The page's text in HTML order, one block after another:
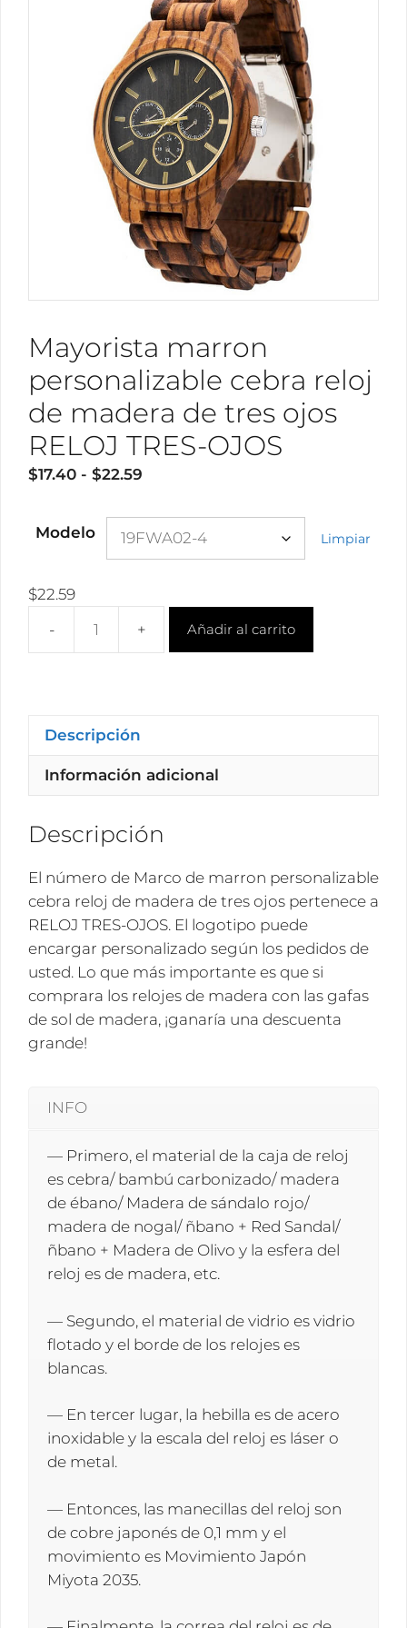
Mayorista marron
personalizable cebra reloj
de madera de tres ojos
RELOJ TRES-OJOS
$17.40 - $22.59
precios:
desde
Modelo Limpiar
$22.59
Mayorista
de
madera
RELOJ
TRES-
OJOS
cantidad
Añadir al carrito
Descripción
Información adicional
Descripción
El número de Marco de marron personalizable
cebra reloj de madera de tres ojos pertenece a
RELOJ TRES-OJOS. El logotipo puede
encargar personalizado según los pedidos de
usted. Lo que más importante es que si
comprara los relojes de madera con las gafas
de sol de madera, ¡ganaría una descuenta
grande!
INFO
— Primero, el material de la caja de reloj
es cebra/ bambú carbonizado/ madera
de ébano/ Madera de sándalo rojo/
madera de nogal/ ñbano + Red Sandal/
ñbano + Madera de Olivo y la esfera del
reloj es de madera, etc.
— Segundo, el material de vidrio es vidrio
flotado y el borde de los relojes es
blancas.
— En tercer lugar, la hebilla es de acero
inoxidable y la escala del reloj es láser o
de metal.
— Entonces, las manecillas del reloj son
de cobre japonés de 0,1 mm y el
movimiento es Movimiento Japón
Miyota 2035.